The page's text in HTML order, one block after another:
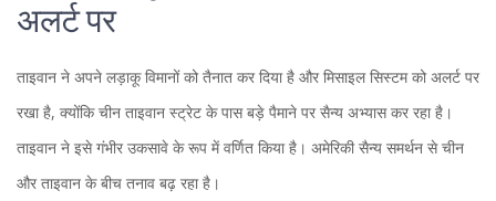
अलर्ट पर
ताइवान ने अपने लड़ाकू विमानों को तैनात कर दिया है और मिसाइल सिस्टम को अलर्ट पर
रखा है, क्योंकि चीन ताइवान स्ट्रेट के पास बड़े पैमाने पर सैन्य अभ्यास कर रहा है।
ताइवान ने इसे गंभीर उकसावे के रूप में वर्णित किया है। अमेरिकी सैन्य समर्थन से चीन
और ताइवान के बीच तनाव बढ़ रहा है।